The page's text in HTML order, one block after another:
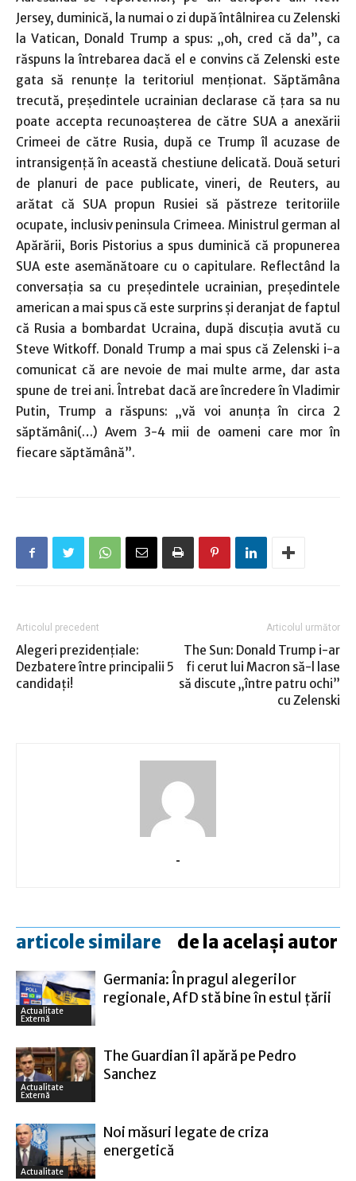
Jersey, duminică, la numai o zi după întâlnirea cu Zelenski
la Vatican, Donald Trump a spus: „oh, cred că da”, ca
răspuns la întrebarea dacă el e convins că Zelenski este
gata să renunţe la teritoriul menţionat. Săptămâna
trecută, preşedintele ucrainian declarase că ţara sa nu
poate accepta recunoaşterea de către SUA a anexării
Crimeei de către Rusia, după ce Trump îl acuzase de
intransigenţă în această chestiune delicată. Două seturi
de planuri de pace publicate, vineri, de Reuters, au
arătat că SUA propun Rusiei să păstreze teritoriile
ocupate, inclusiv peninsula Crimeea. Ministrul german al
Apărării, Boris Pistorius a spus duminică că propunerea
SUA este asemănătoare cu o capitulare. Reflectând la
conversaţia sa cu preşedintele ucrainian, preşedintele
american a mai spus că este surprins şi deranjat de faptul
că Rusia a bombardat Ucraina, după discuţia avută cu
Steve Witkoff. Donald Trump a mai spus că Zelenski i-a
comunicat că are nevoie de mai multe arme, dar asta
spune de trei ani. Întrebat dacă are încredere în Vladimir
Putin, Trump a răspuns: „vă voi anunţa în circa 2
săptămâni(…) Avem 3-4 mii de oameni care mor în
fiecare săptămână”.
Articolul precedent
Alegeri prezidenţiale:
Dezbatere între principalii 5
candidaţi!
Articolul următor
The Sun: Donald Trump i-ar
fi cerut lui Macron să-l lase
să discute „între patru ochi”
cu Zelenski
-
articole similare de la același autor
Actualitate
Externă
Germania: În pragul alegerilor
regionale, AfD stă bine în estul ţării
Actualitate
Externă
The Guardian îl apără pe Pedro
Sanchez
Actualitate
Noi măsuri legate de criza
energetică